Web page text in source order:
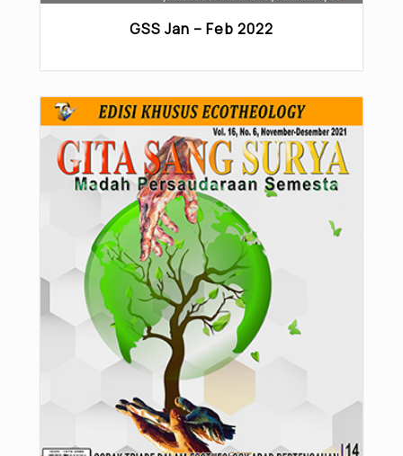
GSS Jan – Feb 2022